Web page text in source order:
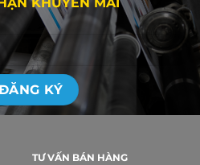
TƯ VẤN BÁN HÀNG